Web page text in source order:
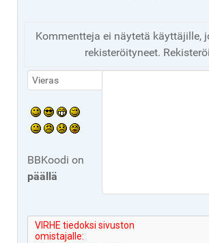
Kommentteja ei näytetä käyttäjille,
rekisteröityneet.
BBKoodi on
päällä